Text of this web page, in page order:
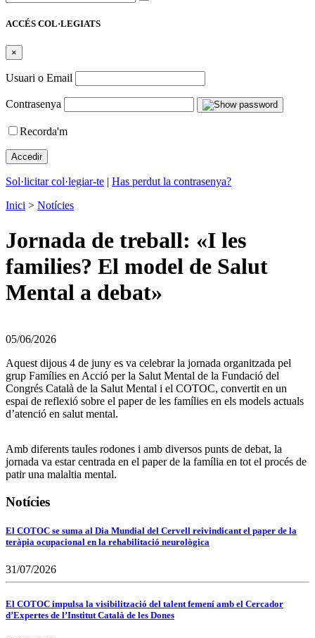
ACCÉS COL·LEGIATS
×
Usuari o Email
Contrasenya
Recorda'm
Sol·licitar col·legiar-te | Has perdut la contrasenya?
Inici > Notícies
Jornada de treball: «I les
families? El model de Salut
Mental a debat»
05/06/2026
Aquest dijous 4 de juny es va celebrar la jornada organitzada pel
grup Famílies en Acció per la Salut Mental de la Fundació del
Congrés Català de la Salut Mental i el COTOC, convertit en un
espai de reflexió sobre el paper de les famílies en els models actuals
d’atenció en salut mental.
Amb diferents taules rodones i amb diversos punts de debat, la
jornada va estar centrada en el paper de la família en tot el procés de
patir una malaltia mental.
Notícies
El COTOC se suma al Dia Mundial del Cervell reivindicant el paper de la
teràpia ocupacional en la rehabilitació neurològica
31/07/2026
El COTOC impulsa la visibilització del talent femení amb el Cercador
d’Expertes de l’Institut Català de les Dones